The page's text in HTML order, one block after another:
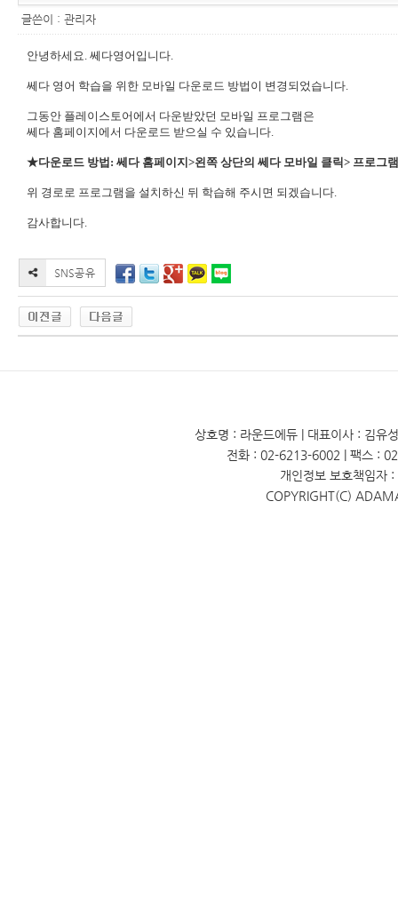
글쓴이 : 관리자
안녕하세요. 쎄다영어입니다.
쎄다 영어 학습을 위한 모바일 다운로드 방법이 변경되었습니다.
그동안 플레이스토어에서 다운받았던 모바일 프로그램은
쎄다 홈페이지에서 다운로드 받으실 수 있습니다.
★다운로드 방법: 쎄다 홈페이지>왼쪽 상단의 쎄다 모바일 클릭>​ 프로그
위 경로로 프로그램을 설치하신 뒤 학습해 주시면 되겠습니다.
감사합니다.​
상호명 : 라운드에듀 | 대표이사 : 김유
전화 : 02-6213-6002 | 팩스 :
개인정보 보호책임자
COPYRIGHT(C)